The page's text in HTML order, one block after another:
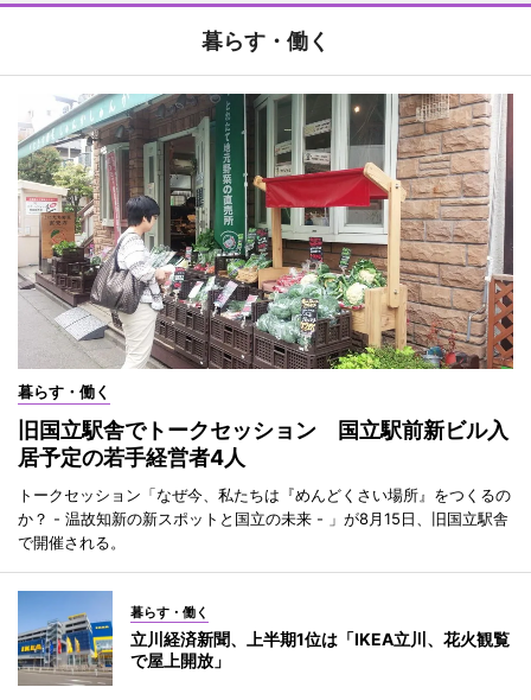
暮らす・働く
暮らす・働く
旧国立駅舎でトークセッション 国立駅前新ビル入
居予定の若手経営者4人
トークセッション「なぜ今、私たちは『めんどくさい場所』をつくるの
か？ - 温故知新の新スポットと国立の未来 - 」が8月15日、旧国立駅舎
で開催される。
暮らす・働く
立川経済新聞、上半期1位は「IKEA立川、花火観覧
で屋上開放」